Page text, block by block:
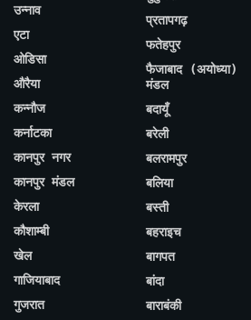
उन्नाव
एटा
ओडिसा
औरैया
कन्नौज
कर्नाटका
कानपुर नगर
कानपुर मंडल
केरला
कौशाम्बी
खेल
गाजियाबाद
गुजरात
प्रतापगढ़
फतेहपुर
फैजाबाद (अयोध्या)
मंडल
बदायूँ
बरेली
बलरामपुर
बलिया
बस्ती
बहराइच
बागपत
बांदा
बाराबंकी